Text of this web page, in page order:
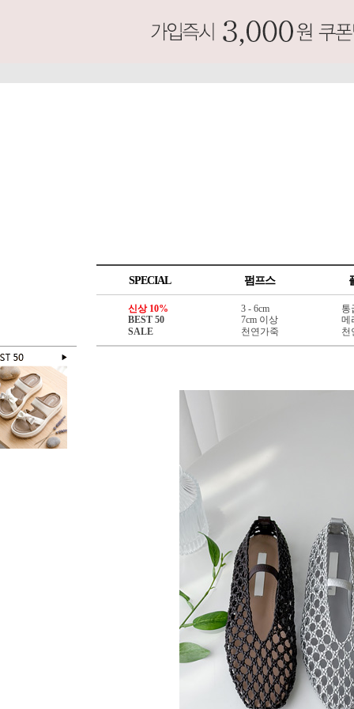
SPECIAL 펌프스
신상 10%
BEST 50
SALE
3 - 6cm
7cm 이상
천연가죽
통
메
천